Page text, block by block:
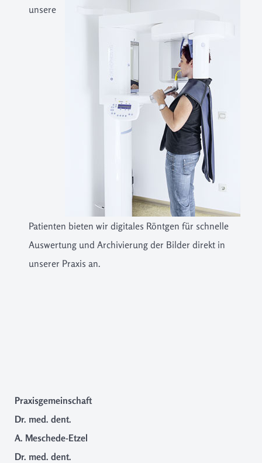
unsere
Patienten bieten wir digitales Röntgen für schnelle
Auswertung und Archivierung der Bilder direkt in
unserer Praxis an.
Praxisgemeinschaft
Dr. med. dent.
A. Meschede-Etzel
Dr. med. dent.